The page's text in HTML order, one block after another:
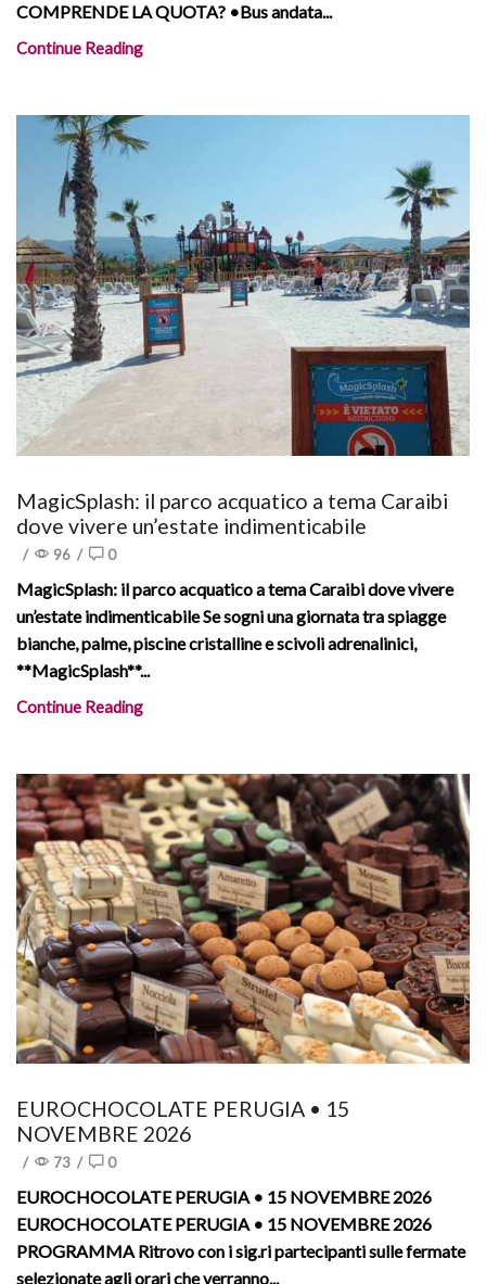
COMPRENDE LA QUOTA? •Bus andata...
Continue Reading
MagicSplash: il parco acquatico a tema Caraibi
dove vivere un’estate indimenticabile
/ 96 / 0
MagicSplash: il parco acquatico a tema Caraibi dove vivere
un’estate indimenticabile Se sogni una giornata tra spiagge
bianche, palme, piscine cristalline e scivoli adrenalinici,
**MagicSplash**...
Continue Reading
EUROCHOCOLATE PERUGIA • 15
NOVEMBRE 2026
/ 73 / 0
EUROCHOCOLATE PERUGIA • 15 NOVEMBRE 2026
EUROCHOCOLATE PERUGIA • 15 NOVEMBRE 2026
PROGRAMMA Ritrovo con i sig.ri partecipanti sulle fermate
selezionate agli orari che verranno...